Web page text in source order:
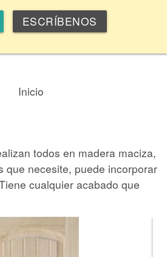
ESCRÍBENOS
Inicio
todos en madera maciza,
que necesite, puede incorporar
cualquier acabado que